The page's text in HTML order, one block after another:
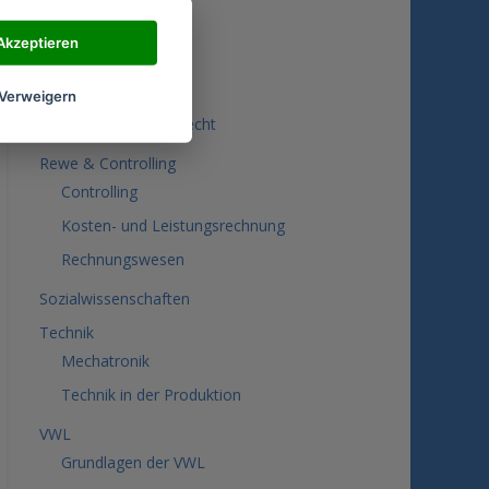
Statistik
Recht
Steuern
Wirtschaftsprivatrecht
Rewe & Controlling
Controlling
Kosten- und Leistungsrechnung
Rechnungswesen
Sozialwissenschaften
Technik
Mechatronik
Technik in der Produktion
VWL
Grundlagen der VWL